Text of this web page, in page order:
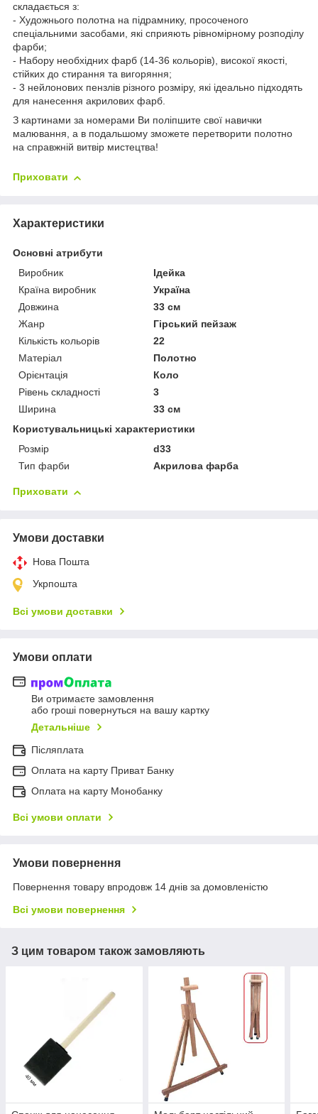
складається з:
- Художнього полотна на підрамнику, просоченого
спеціальними засобами, які сприяють рівномірному розподілу
фарби;
- Набору необхідних фарб (14-36 кольорів), високої якості,
стійких до стирання та вигоряння;
- 3 нейлонових пензлів різного розміру, які ідеально підходять
для нанесення акрилових фарб.
З картинами за номерами Ви поліпшите свої навички
малювання, а в подальшому зможете перетворити полотно
на справжній витвір мистецтва!
Приховати
Характеристики
Основні атрибути
Виробник
Ідейка
Країна виробник
Україна
Довжина
33 см
Жанр
Гірський пейзаж
Кількість кольорів
22
Матеріал
Полотно
Орієнтація
Коло
Рівень складності
3
Ширина
33 см
Користувальницькі характеристики
Розмір
d33
Тип фарби
Акрилова фарба
Приховати
Умови доставки
Нова Пошта
Укрпошта
Всі умови доставки
Умови оплати
Ви отримаєте замовлення
або гроші повернуться на вашу картку
Детальніше
Післяплата
Оплата на карту Приват Банку
Оплата на карту Монобанку
Всі умови оплати
Умови повернення
Повернення товару впродовж 14 днів за домовленістю
Всі умови повернення
З цим товаром також замовляють